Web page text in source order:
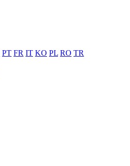
PT FR IT KO PL RO TR